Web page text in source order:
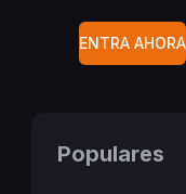
ENTRA AHORA
Populares